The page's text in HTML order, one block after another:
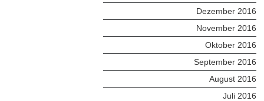
Dezember 2016
November 2016
Oktober 2016
September 2016
August 2016
Juli 2016